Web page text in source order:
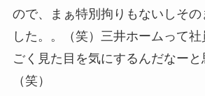
ので、まぁ特別拘りもないしその
した。。（笑）三井ホームって
ごく見た目を気にするんだなーと
（笑）